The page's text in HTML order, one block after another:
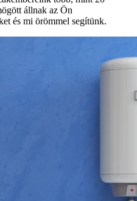
állnak az Ön
és mi örömmel segítünk.